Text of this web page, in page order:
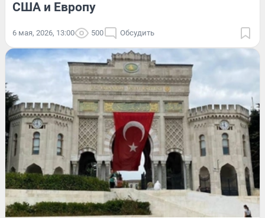
США и Европу
6 мая, 2026, 13:00 500 Обсудить